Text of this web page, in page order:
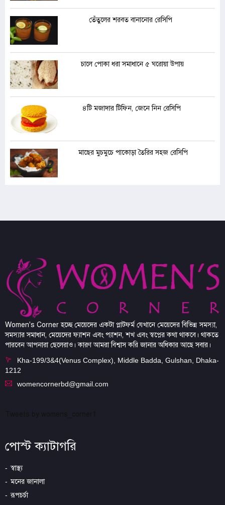
তেঁতুলের শরবত বানানোর রেসিপি
চালে পোকা ধরা সমাধানে ৫ ঘরোয়া উপায়
৪টি মজাদার টিফিন, জেনে নিন রেসিপি
মাছের মুচমুচে পাকোড়া তৈরির সহজ রেসিপি
Women's Corner হচ্ছে মেয়েদের একটা প্লাটফর্ম যেখানে মেয়েদের বিভিন্ন সমস্যা,
সমস্যার সমাধান, মেয়েদের ফ্যাশন এবং প্যাশন, শখ এবং স্বপ্নের কথা থাকবে। থাকতে
পারবেন আপনারা ছেলেরাও। কারণ আমরা বিশ্বাস করি জানার অধিকার আছে সবার।
Kha-199/3&4(Venus Complex), Middle Badda, Gulshan, Dhaka-
1212
womencornerbd@gmail.com
পোস্ট ক্যাটাগরি
স্বাস্থ্য
মনের জানালা
রূপচর্চা